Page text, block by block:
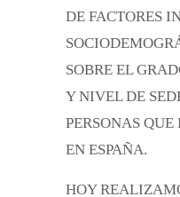
DE FACTORES
SOBRE EL
Y NIVEL DE
PERSONAS
EN ESPAÑA.
HOY